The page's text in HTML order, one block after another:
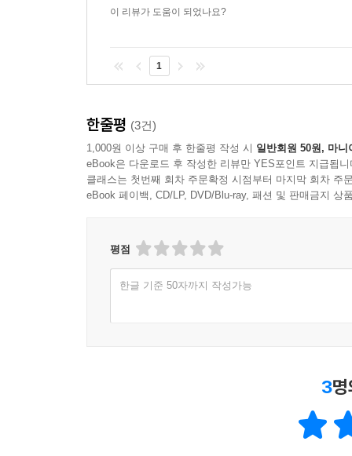
이 리뷰가 도움이 되었나요?
1
한줄평 (3건)
1,000원 이상 구매 후 한줄평 작성 시 일반회원 50원, 마니
eBook은 다운로드 후 작성한 리뷰만 YES포인트 지급됩니
클래스는 첫번째 회차 주문확정 시점부터 마지막 회차 주
eBook 페이백, CD/LP, DVD/Blu-ray, 패션 및 판매금지 상
평점
한글 기준 50자까지 작성가능
3